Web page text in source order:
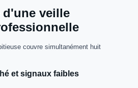
d'une veille
couvre simultanément huit
et signaux faibles